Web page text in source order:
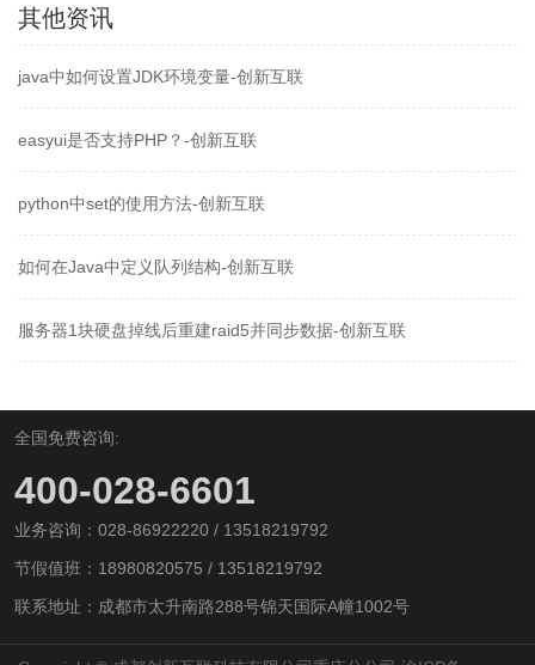
其他资讯
java中如何设置JDK环境变量-创新互联
easyui是否支持PHP？-创新互联
python中set的使用方法-创新互联
如何在Java中定义队列结构-创新互联
服务器1块硬盘掉线后重建raid5并同步数据-创新互联
全国免费咨询:
400-028-6601
业务咨询：028-86922220 / 13518219792
节假值班：18980820575 / 13518219792
联系地址：成都市太升南路288号锦天国际A幢1002号